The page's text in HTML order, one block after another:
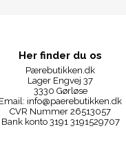
Her finder du os
Pærebutikken.dk
Lager Engvej 37
3330 Gørløse
Email: info@paerebutikken.dk
CVR Nummer 26513057
Bank konto 3191 3191529707